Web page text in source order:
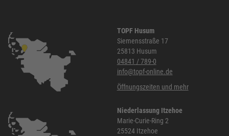
TOPF Husum
Siemensstraße 17
25813 Husum
04841 / 789-0
info@topf-online.de
Öffnungszeiten und mehr
Niederlassung Itzehoe
Marie-Curie-Ring 2
25524 Itzehoe